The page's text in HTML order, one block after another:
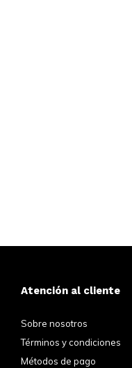
Atención al cliente
Sobre nosotros
Términos y condiciones
Métodos de pago